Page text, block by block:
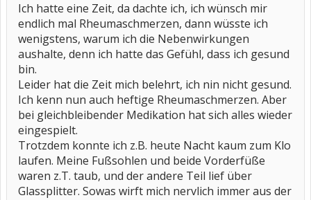
Ich hatte eine Zeit, da dachte ich, ich wünsch mir
endlich mal Rheumaschmerzen, dann wüsste ich
wenigstens, warum ich die Nebenwirkungen
aushalte, denn ich hatte das Gefühl, dass ich gesund
bin.
Leider hat die Zeit mich belehrt, ich nin nicht gesund.
Ich kenn nun auch heftige Rheumaschmerzen. Aber
bei gleichbleibender Medikation hat sich alles wieder
eingespielt.
Trotzdem konnte ich z.B. heute Nacht kaum zum Klo
laufen. Meine Fußsohlen und beide Vorderfüße
waren z.T. taub, und der andere Teil lief über
Glassplitter. Sowas wirft mich nervlich immer aus der